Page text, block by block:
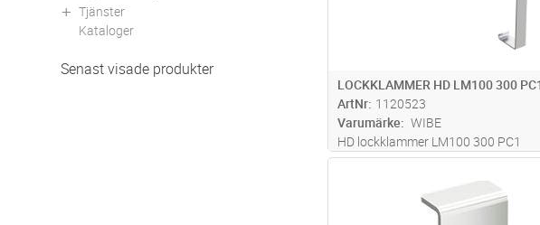
Tjänster
Kataloger
Senast visade produkter
LOCKKLAMMER HD LM100 300
ArtNr 1120523
Varumärke
WIBE
HD lockklammer LM100 300 PC1